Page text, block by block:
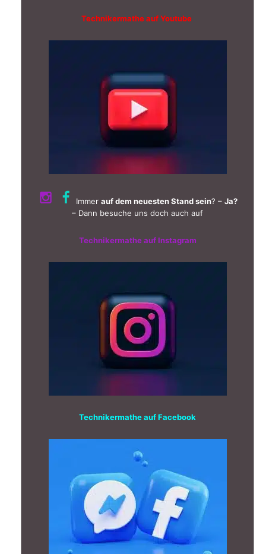
Technikermathe auf Youtube
Immer auf dem neuesten Stand sein? – Ja?
– Dann besuche uns doch auch auf
Technikermathe auf Instagram
Technikermathe auf Facebook